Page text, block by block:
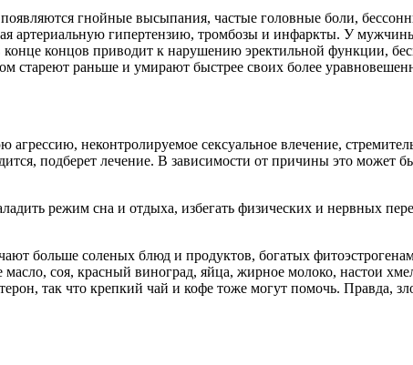
гнойные высыпания, частые головные боли,
артериальную гипертензию, тромбозы и инфаркты. У
концов приводит к нарушению эректильной функции,
стареют раньше и умирают быстрее своих более
неконтролируемое сексуальное влечение,
подберет лечение. В зависимости от причины это может
режим сна и отдыха, избегать физических и нервных
больше соленых блюд и продуктов, богатых
соя, красный виноград, яйца, жирное молоко, настои
так что крепкий чай и кофе тоже могут помочь. Правда,